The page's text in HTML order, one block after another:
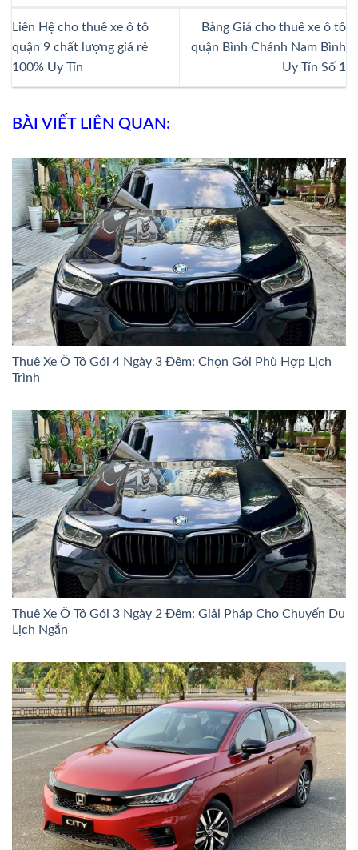
Liên Hệ cho thuê xe ô tô
quận 9 chất lượng giá rẻ
100% Uy Tín
Bảng Giá cho thuê xe ô tô
quận Bình Chánh Nam Bình
Uy Tín Số 1
BÀI VIẾT LIÊN QUAN:
Thuê Xe Ô Tô Gói 4 Ngày 3 Đêm: Chọn Gói Phù Hợp Lịch
Trình
Thuê Xe Ô Tô Gói 3 Ngày 2 Đêm: Giải Pháp Cho Chuyến Du
Lịch Ngắn